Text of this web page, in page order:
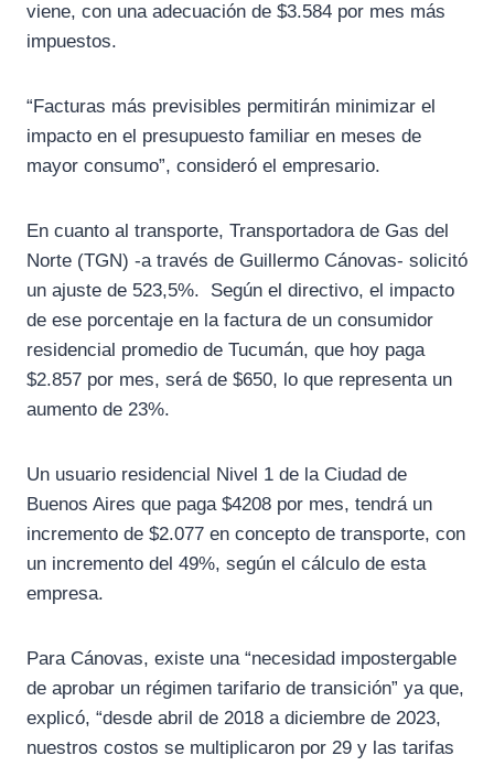
viene, con una adecuación de $3.584 por mes más
impuestos.
“Facturas más previsibles permitirán minimizar el
impacto en el presupuesto familiar en meses de
mayor consumo”, consideró el empresario.
En cuanto al transporte, Transportadora de Gas del
Norte (TGN) -a través de Guillermo Cánovas- solicitó
un ajuste de 523,5%. Según el directivo, el impacto
de ese porcentaje en la factura de un consumidor
residencial promedio de Tucumán, que hoy paga
$2.857 por mes, será de $650, lo que representa un
aumento de 23%.
Un usuario residencial Nivel 1 de la Ciudad de
Buenos Aires que paga $4208 por mes, tendrá un
incremento de $2.077 en concepto de transporte, con
un incremento del 49%, según el cálculo de esta
empresa.
Para Cánovas, existe una “necesidad impostergable
de aprobar un régimen tarifario de transición” ya que,
explicó, “desde abril de 2018 a diciembre de 2023,
nuestros costos se multiplicaron por 29 y las tarifas